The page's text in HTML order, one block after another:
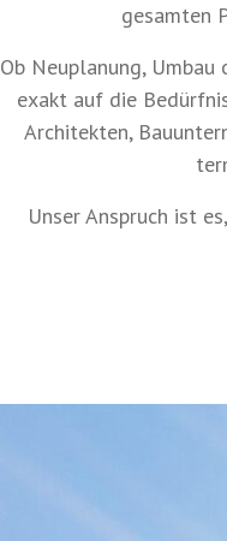
gesamten
Ob Neuplanung,
exakt auf die
Architekten,
Unser Anspruch ist